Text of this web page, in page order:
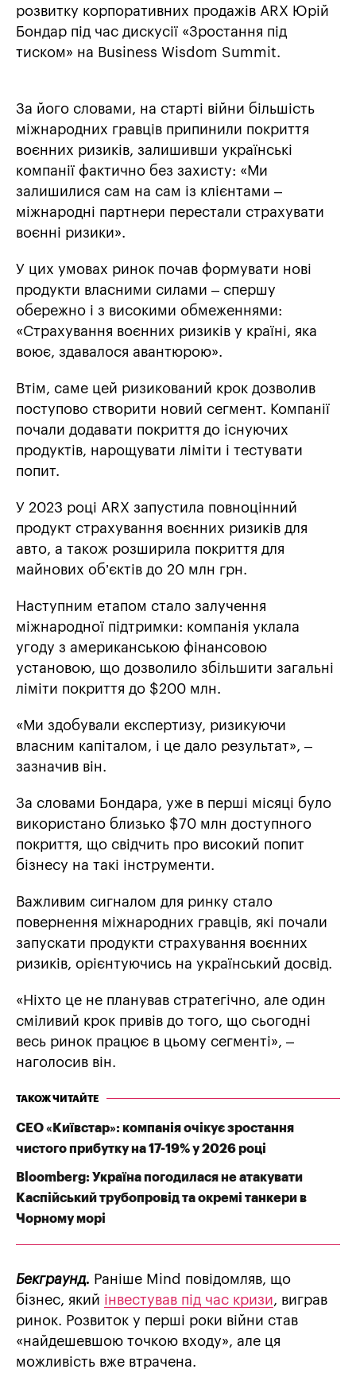
розвитку корпоративних продажів ARX Юрій
Бондар під час дискусії «Зростання під
тиском» на Business Wisdom Summit.
За його словами, на старті війни більшість
міжнародних гравців припинили покриття
воєнних ризиків, залишивши українські
компанії фактично без захисту: «Ми
залишилися сам на сам із клієнтами –
міжнародні партнери перестали страхувати
воєнні ризики».
У цих умовах ринок почав формувати нові
продукти власними силами – спершу
обережно і з високими обмеженнями:
«Страхування воєнних ризиків у країні, яка
воює, здавалося авантюрою».
Втім, саме цей ризикований крок дозволив
поступово створити новий сегмент. Компанії
почали додавати покриття до існуючих
продуктів, нарощувати ліміти і тестувати
попит.
У 2023 році ARX запустила повноцінний
продукт страхування воєнних ризиків для
авто, а також розширила покриття для
майнових об’єктів до 20 млн грн.
Наступним етапом стало залучення
міжнародної підтримки: компанія уклала
угоду з американською фінансовою
установою, що дозволило збільшити загальні
ліміти покриття до $200 млн.
«Ми здобували експертизу, ризикуючи
власним капіталом, і це дало результат», –
зазначив він.
За словами Бондара, уже в перші місяці було
використано близько $70 млн доступного
покриття, що свідчить про високий попит
бізнесу на такі інструменти.
Важливим сигналом для ринку стало
повернення міжнародних гравців, які почали
запускати продукти страхування воєнних
ризиків, орієнтуючись на український досвід.
«Ніхто це не планував стратегічно, але один
сміливий крок привів до того, що сьогодні
весь ринок працює в цьому сегменті», –
наголосив він.
ТАКОЖ ЧИТАЙТЕ
СЕО «Київстар»: компанія очікує зростання
чистого прибутку на 17-19% у 2026 році
Bloomberg: Україна погодилася не атакувати
Каспійський трубопровід та окремі танкери в
Чорному морі
Бекграунд. Раніше Mind повідомляв, що
бізнес, який інвестував під час кризи, виграв
ринок. Розвиток у перші роки війни став
«найдешевшою точкою входу», але ця
можливість вже втрачена.